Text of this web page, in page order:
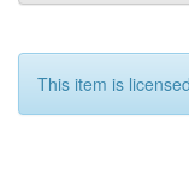
This item is